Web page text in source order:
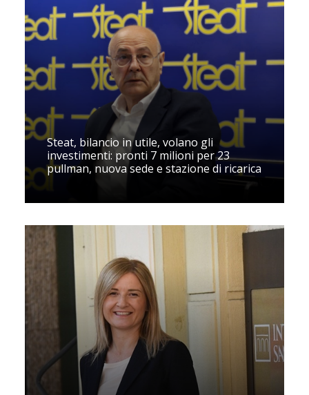
Steat, bilancio in utile, volano gli
investimenti: pronti 7 milioni per 23
pullman, nuova sede e stazione di ricarica